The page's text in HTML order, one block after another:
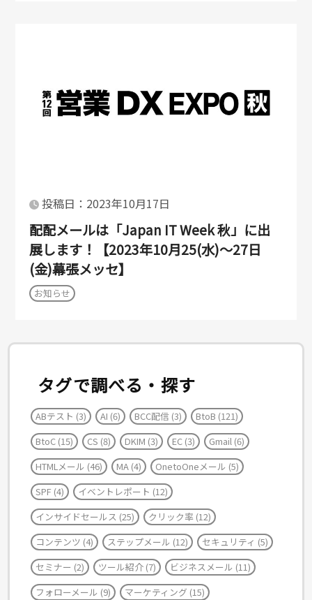
投稿日：2023年10月17日
配配メールは「Japan IT Week 秋」に出
展します！【2023年10月25(水)～27日
(金)幕張メッセ】
お知らせ
タグで調べる・探す
ABテスト (3) AI (6) BCC配信 (3) BtoB (121)
BtoC (15) CS (8) DKIM (3) EC (3) Gmail (6)
HTMLメール (46) MA (4) OnetoOneメール (5)
SPF (4) イベントレポート (12)
インサイドセールス (25) クリック率 (12)
コンテンツ (4) ステップメール (12) セキュリティ (5)
セミナー (2) ツール紹介 (7) ビジネスメール (11)
フォローメール (9) マーケティング (15)